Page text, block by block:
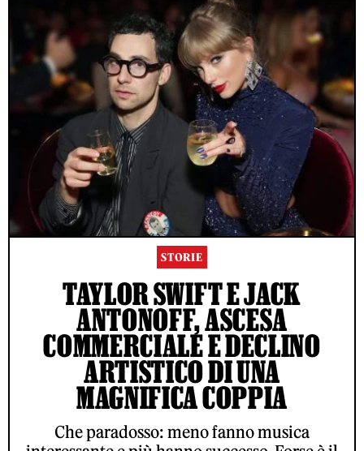
STORIE
TAYLOR SWIFT E JACK
ANTONOFF, ASCESA
COMMERCIALE E DECLINO
ARTISTICO DI UNA
MAGNIFICA COPPIA
Che paradosso: meno fanno musica